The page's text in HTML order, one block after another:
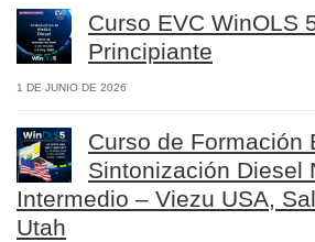
Curso EVC WinOLS
Principiante
1 DE JUNIO DE 2026
Curso de Formación
Sintonización Diesel
Intermedio – Viezu USA,
Utah